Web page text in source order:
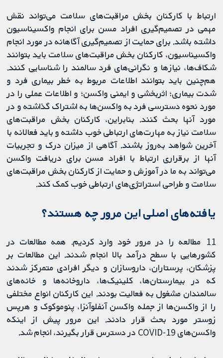
ارتباط با کارکنان بخش مراقبت‌‌های سلامت می‌تواند نقش
مهمی در تصمیم‌گیری افراد مسن برای انجام واکسیناسیون
داشته باشد. برای حمایت از تصمیم‌گیری آگاهانه در مورد انجام
واکسیناسیون، کارکنان بخش مراقبت‌‌های سلامت باید بتوانند
شکاف‌ها، نیازها و نگرانی‌های فرد سالمند را شناسایی کنند.
هم‌چنین باید بتوانند اطلاعات مربوط به خطر بیماری فرد و
شدت بیماری؛ اثربخشی و ایمنی واکسن؛ و اطلاعات عملی را در
مورد نحوه دسترسی فرد به واکسن‌ها به اشتراک گذاشته و در
مورد آنها بحث کنند. بنابراین، کارکنان بخش مراقبت‌‌های
سلامت نیاز به مهارت‌های ارتباطی خوب داشته و باید فعالانه با
آخرین شواهد به‌روز باشند. آگاهی از میزان درک و تجربیات
آنها از برقراری ارتباط با افراد مسن برای دریافت واکسن
می‌تواند به ما در آموزش و حمایت از کارکنان بخش مراقبت‌‌های
سلامت و طراحی استراتژی‌های ارتباطی خوب کمک کند.
یافته‌های اصلی این مرور چه هستند؟
11 مطالعه را در مرور خود وارد کردیم. همه مطالعات در
کشورهایی با سطح درآمد بالا انجام شدند. این مطالعات بر
پزشکان، پرستاران، داروسازان و دیگر افرادی متمرکز شدند
که در بیمارستان‌ها، کلینیک‌ها، داروخانه‌ها و خانه‌های
سالمندان مشغول به فعالیت بودند. این کارکنان انواع مختلفی
را از واکسن‌ها از جمله واکسن آنفلوآنزا، پنوموکوک و هرپس
زوستر مورد بحث قرار دادند. این مرور پیش از اینکه
واکسن‌های COVID-19 در دسترس قرار بگیرند، انجام شد.